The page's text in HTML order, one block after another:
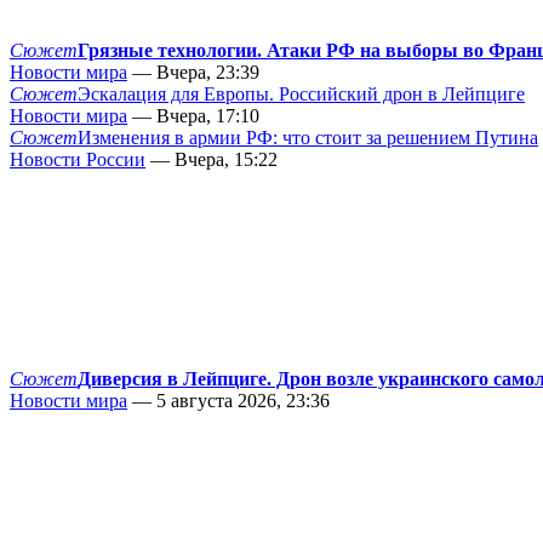
СюжетГрязные технологии. Атаки РФ на выборы во
Новости мира — Вчера, 23:39
СюжетЭскалация для Европы. Российский дрон в Лейпциге
Новости мира — Вчера, 17:10
СюжетИзменения в армии РФ: что стоит за решением Путина
Новости России — Вчера, 15:22
СюжетДиверсия в Лейпциге. Дрон возле украинского
Новости мира — 5 августа 2026, 23:36